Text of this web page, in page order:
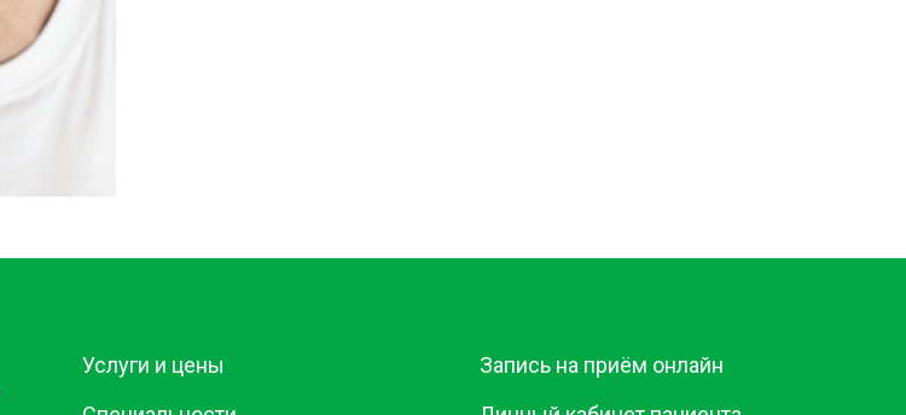
Услуги и цены
Запись на приём онлайн